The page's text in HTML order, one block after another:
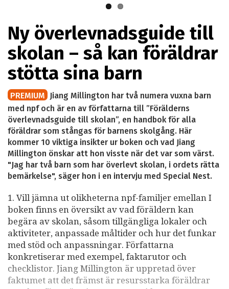
Ny överlevnadsguide till
skolan – så kan föräldrar
stötta sina barn
PREMIUM
Jiang Millington har två numera vuxna barn
med npf och är en av författarna till ”Förälderns
överlevnadsguide till skolan”, en handbok för alla
föräldrar som stångas för barnens skolgång. Här
kommer 10 viktiga insikter ur boken och vad Jiang
Millington önskar att hon visste när det var som värst.
"Jag har två barn som har överlevt skolan, i ordets rätta
bemärkelse", säger hon i en intervju med Special Nest.
1. Vill jämna ut olikheterna npf-familjer emellan I
boken finns en översikt av vad föräldern kan
begära av skolan, såsom tillgängliga lokaler och
aktiviteter, anpassade måltider och hur det funkar
med stöd och anpassningar. Författarna
konkretiserar med exempel, faktarutor och
checklistor. Jiang Millington är uppretad över
faktumet att det främst är resursstarka föräldrar